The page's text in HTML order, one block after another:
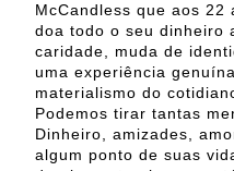
McCandless que aos
doa todo o seu dinheiro
caridade, muda de
uma experiência
materialismo do
Podemos tirar tantas
Dinheiro, amizades,
algum ponto de suas